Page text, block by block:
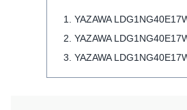
YAZAWA
YAZAWA
YAZAWA